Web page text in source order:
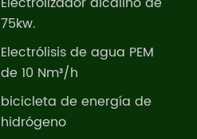
75kw.
Electrólisis de agua PEM
de 10 Nm³/h
bicicleta de energía de
hidrógeno